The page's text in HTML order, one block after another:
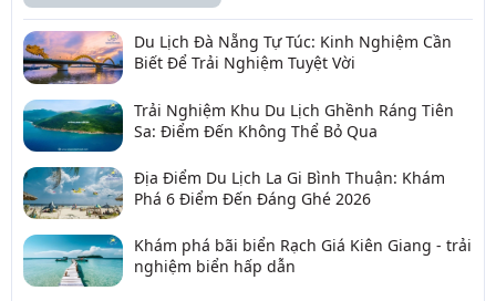
Du Lịch Đà Nẵng Tự Túc: Kinh Nghiệm Cần
Biết Để Trải Nghiệm Tuyệt Vời
Trải Nghiệm Khu Du Lịch Ghềnh Ráng Tiên
Sa: Điểm Đến Không Thể Bỏ Qua
Địa Điểm Du Lịch La Gi Bình Thuận: Khám
Phá 6 Điểm Đến Đáng Ghé 2026
Khám phá bãi biển Rạch Giá Kiên Giang - trải
nghiệm biển hấp dẫn